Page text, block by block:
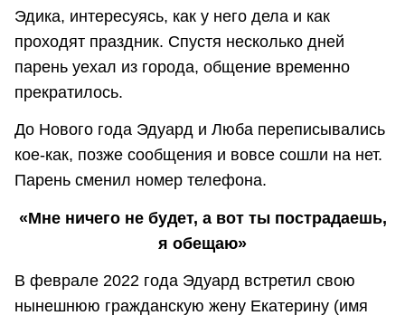
Эдика, интересуясь, как у него дела и как
проходят праздник. Спустя несколько дней
парень уехал из города, общение временно
прекратилось.
До Нового года Эдуард и Люба переписывались
кое-как, позже сообщения и вовсе сошли на нет.
Парень сменил номер телефона.
«Мне ничего не будет, а вот ты пострадаешь,
я обещаю»
В феврале 2022 года Эдуард встретил свою
нынешнюю гражданскую жену Екатерину (имя